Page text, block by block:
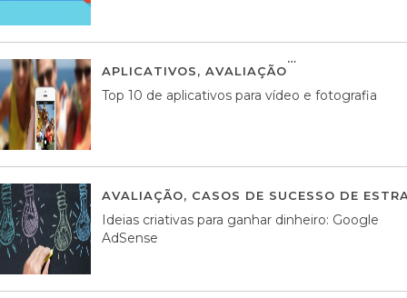
APLICATIVOS, AVALIAÇÃO
Top 10 de aplicativos para vídeo e fotografia
AVALIAÇÃO, CASOS DE SUCESSO DE
Ideias criativas para ganhar dinheiro: Google
AdSense